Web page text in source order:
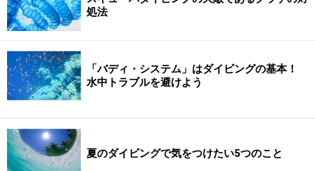
※上記データは記事公開時点のものです。
※記事内容は執筆時点のものです。最新の内容をご確認くださ
い。
【編集部おすすめの購入サイト】
Amazonでスキューバダイビング関連の商品をチェ
処法
「バディ・システム」はダイビングの基本！
水中トラブルを避けよう
夏のダイビングで気をつけたい5つのこと